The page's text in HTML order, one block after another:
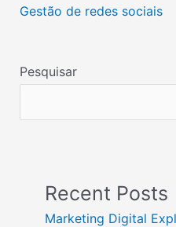
Gestão de redes sociais
Pesquisar
Recent Posts
Marketing Digital